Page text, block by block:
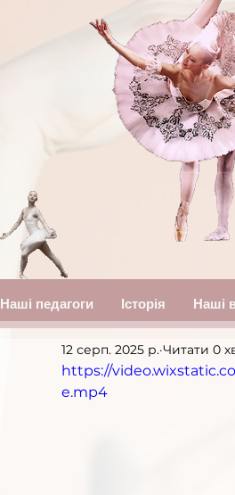
Наші педагоги Історія Наші
12 серп. 2025 р. Читати 0
https://
e.mp4